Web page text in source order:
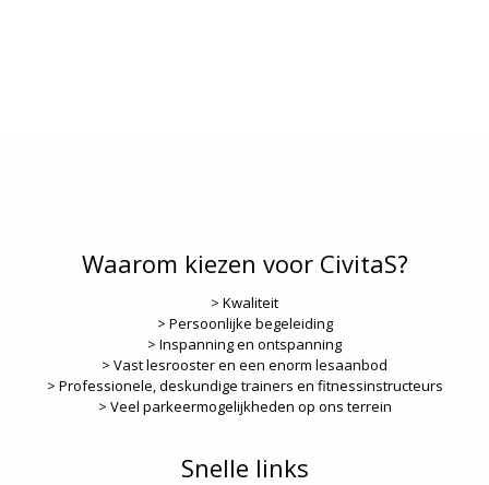
Waarom kiezen voor CivitaS?
> Kwaliteit
> Persoonlijke begeleiding
> Inspanning en ontspanning
> Vast lesrooster en een enorm lesaanbod
> Professionele, deskundige trainers en fitnessinstructeurs
> Veel parkeermogelijkheden op ons terrein
Snelle links